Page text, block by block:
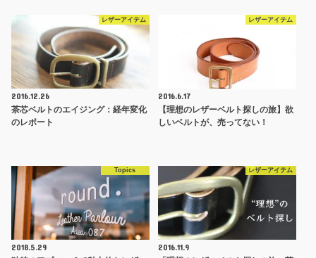
レザーアイテム
2016.12.26
茶芯ベルトのエイジング：経年変化
のレポート
レザーアイテム
2016.6.17
【理想のレザーベルト探しの旅】欲
しいベルトが、売ってない！
Topics
2018.5.29
レザーアイテム
2016.11.9